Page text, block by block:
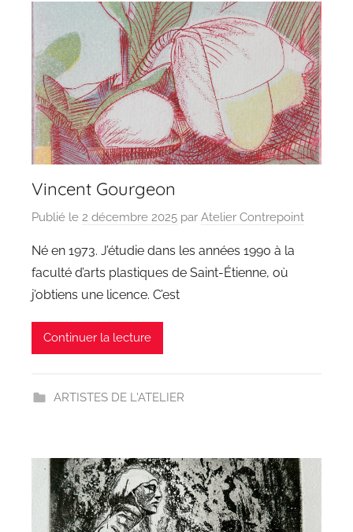
Vincent Gourgeon
Publié le 2 décembre 2025 par Atelier Contrepoint
Né en 1973. J’étudie dans les années 1990 à la
faculté d’arts plastiques de Saint-Étienne, où
j’obtiens une licence. C’est
Continuer la lecture
ARTISTES DE L'ATELIER